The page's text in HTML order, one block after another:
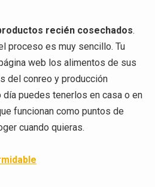
recién cosechados.
proceso es muy sencillo. Tu
web los alimentos de sus
del conreo y producción
puedes tenerlos en casa o en
funcionan como puntos de
cuando quieras.